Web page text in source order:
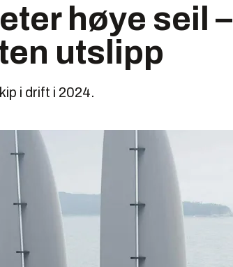
høye seil –
utslipp
i drift i 2024.